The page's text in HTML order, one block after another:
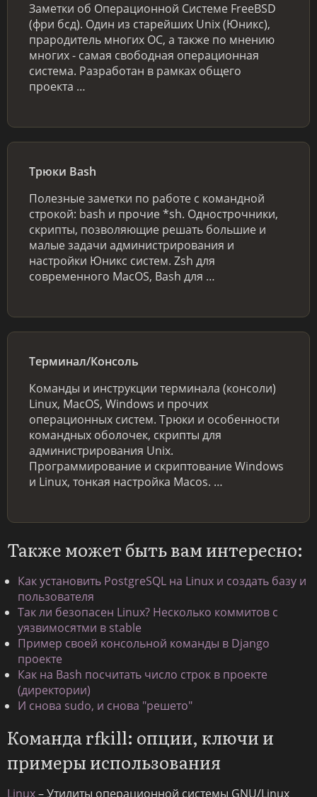
Заметки об Операционной Системе FreeBSD
(фри бсд). Один из старейших Unix (Юникс),
прародитель многих ОС, а также по мнению
многих - самая свободная операционная
система. Разработан в рамках общего
проекта …
Трюки Bash
Полезные заметки по работе с командной
строкой: bash и прочие *sh. Однострочники,
скрипты, позволяющие решать большие и
малые задачи администрирования и
настройки Юникс систем. Zsh для
современного MacOS, Bash для …
Терминал/Консоль
Команды и инструкции терминала (консоли)
Linux, MacOS, Windows и прочих
операционных систем. Трюки и особенности
командных оболочек, скрипты для
администрирования Unix.
Программирование и скриптование Windows
и Linux, тонкая настройка Macos. …
Также может быть вам интересно:
Как установить PostgreSQL на Linux и создать базу и
пользователя
Так ли безопасен Linux? Несколько коммитов с
уязвимосятми в stable
Пример своей консольной команды в Django
проекте
Как на Bash посчитать число строк в проекте
(директории)
И снова sudo, и снова "решето"
Команда rfkill: опции, ключи и
примеры использования
Linux– Утилиты операционной системы GNU/Linux